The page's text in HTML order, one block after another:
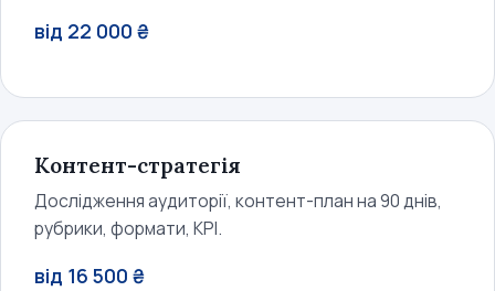
від 22 000 ₴
Контент-стратегія
Дослідження аудиторії, контент-план на 90 днів,
рубрики, формати, KPI.
від 16 500 ₴